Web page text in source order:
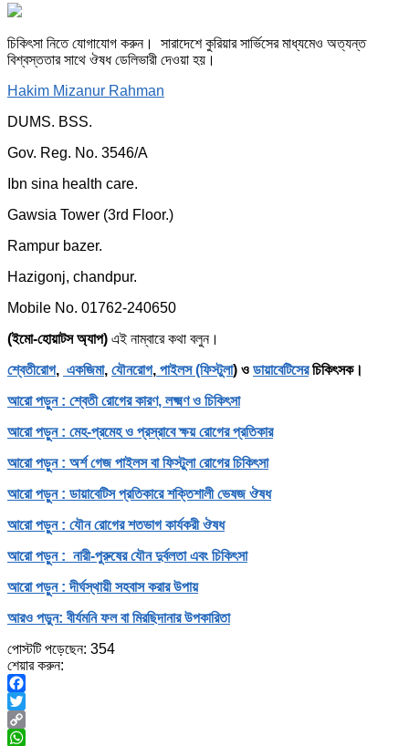
চিকিৎসা নিতে যোগাযোগ করুন। সারাদেশে কুরিয়ার সার্ভিসের মাধ্যমেও অত্যন্ত
বিশ্বস্ততার সাথে ঔষধ ডেলিভারী দেওয়া হয়।
Hakim Mizanur Rahman
DUMS. BSS.
Gov. Reg. No. 3546/A
Ibn sina health care.
Gawsia Tower (3rd Floor.)
Rampur bazer.
Hazigonj, chandpur.
Mobile No. 01762-240650
(ইমো-হোয়াটস অ্যাপ) এই নাম্বারে কথা বলুন।
শ্বেতীরোগ, একজিমা, যৌনরোগ, পাইলস (ফিস্টুলা) ও ডায়াবেটিসেরচিকিৎসক।
আরো পড়ুন : শ্বেতী রোগের কারণ, লক্ষ্মণ ও চিকিৎসা
আরো পড়ুন : মেহ-প্রমেহ ও প্রস্রাবে ক্ষয় রোগের প্রতিকার
আরো পড়ুন : অর্শ গেজ পাইলস বা ফিস্টুলা রোগের চিকিৎসা
আরো পড়ুন : ডায়াবেটিস প্রতিকারে শক্তিশালী ভেষজ ঔষধ
আরো পড়ুন : যৌন রোগের শতভাগ কার্যকরী ঔষধ
আরো পড়ুন : নারী-পুরুষের যৌন দুর্বলতা এবং চিকিৎসা
আরো পড়ুন : দীর্ঘস্থায়ী সহবাস করার উপায়
আরও পড়ুন: বীর্যমনি ফল বা মিরছিদানার উপকারিতা
পোস্টটি পড়েছেন: 354
শেয়ার করুন:
Facebook
Twitter
Copy